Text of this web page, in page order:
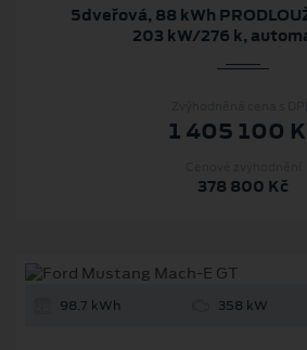
5dveřová, 88 kWh
203 kW/276 k,
1 405 100
378 800 Kč
98.7 kWh 358 kW